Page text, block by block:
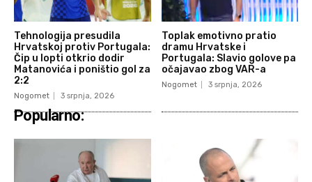
Tehnologija presudila
Hrvatskoj protiv Portugala:
Čip u lopti otkrio dodir
Matanovića i poništio gol za
2:2
Nogomet 3 srpnja, 2026
Toplak emotivno pratio
dramu Hrvatske i
Portugala: Slavio golove pa
očajavao zbog VAR-a
Nogomet 3 srpnja, 2026
Popularno: